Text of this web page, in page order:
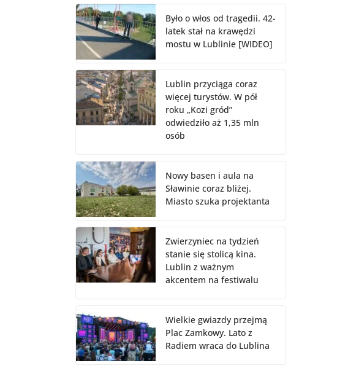
Było o włos od tragedii. 42-
latek stał na krawędzi
mostu w Lublinie [WIDEO]
Lublin przyciąga coraz
więcej turystów. W pół
roku „Kozi gród”
odwiedziło aż 1,35 mln
osób
Nowy basen i aula na
Sławinie coraz bliżej.
Miasto szuka projektanta
Zwierzyniec na tydzień
stanie się stolicą kina.
Lublin z ważnym
akcentem na festiwalu
Wielkie gwiazdy przejmą
Plac Zamkowy. Lato z
Radiem wraca do Lublina